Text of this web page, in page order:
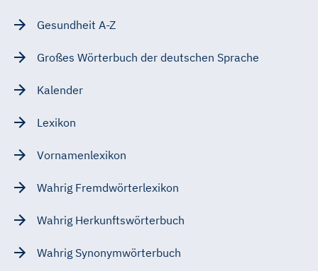
Gesundheit A-Z
Großes Wörterbuch der deutschen Sprache
Kalender
Lexikon
Vornamenlexikon
Wahrig Fremdwörterlexikon
Wahrig Herkunftswörterbuch
Wahrig Synonymwörterbuch